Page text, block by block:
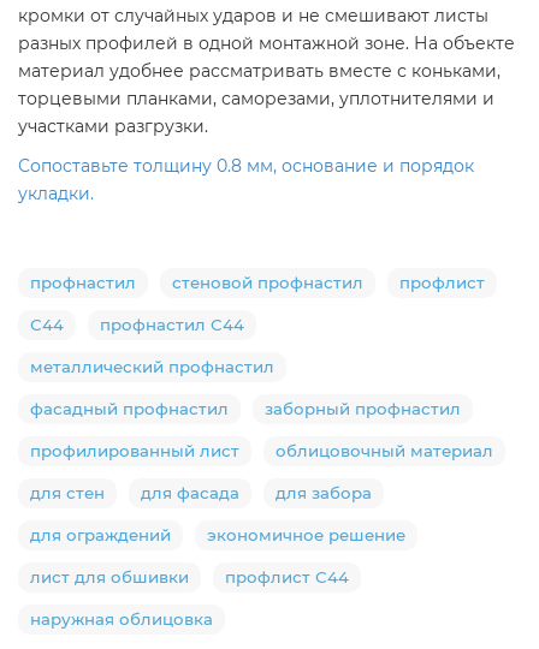
кромки от случайных ударов и не смешивают листы
разных профилей в одной монтажной зоне. На объекте
материал удобнее рассматривать вместе с коньками,
торцевыми планками, саморезами, уплотнителями и
участками разгрузки.
Сопоставьте толщину 0.8 мм, основание и порядок
укладки.
профнастил стеновой профнастил профлист
С44 профнастил С44
металлический профнастил
фасадный профнастил заборный профнастил
профилированный лист облицовочный материал
для стен для фасада для забора
для ограждений экономичное решение
лист для обшивки профлист С44
наружная облицовка